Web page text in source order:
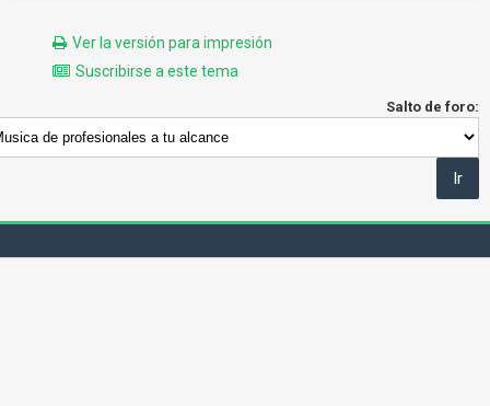
Ver la versión para impresión
Suscribirse a este tema
Salto de foro: